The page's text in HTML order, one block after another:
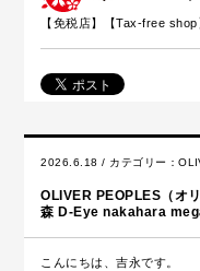
【免税店】【Tax-free shop
2026.6.18 / カテゴリー：
OLIVER PEOPLES（オ
森 D-Eye nakahara
こんにちは、吉永です。